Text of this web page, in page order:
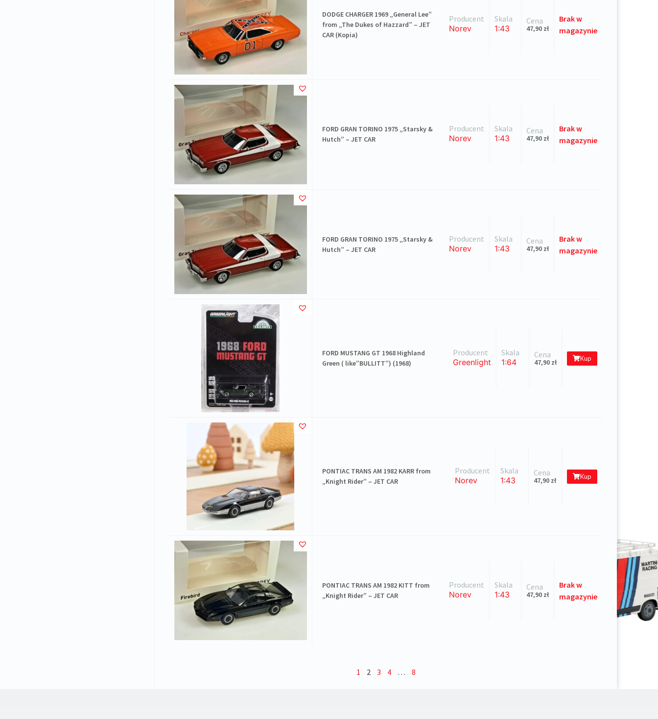
DODGE CHARGER 1969 „General Lee”
from „The Dukes of Hazzard” – JET
CAR (Kopia)
Producent
Norev
Skala
1:43
Cena
47,90 zł
Brakw
magazynie
FORD GRAN TORINO 1975 „Starsky &
Hutch” – JET CAR
Producent
Norev
Skala
1:43
Cena
47,90 zł
Brakw
magazynie
FORD GRAN TORINO 1975 „Starsky &
Hutch” – JET CAR
Producent
Norev
Skala
1:43
Cena
47,90 zł
Brakw
magazynie
FORD MUSTANG GT 1968 Highland
Green ( like”BULLITT”) (1968)
Producent
Greenlight
Skala
1:64
Cena
47,90 zł Kup
PONTIAC TRANS AM 1982 KARR from
„Knight Rider” – JET CAR
Producent
Norev
Skala
1:43
Cena
47,90 zł Kup
PONTIAC TRANS AM 1982 KITT from
„Knight Rider” – JET CAR
Producent
Norev
Skala
1:43
Cena
47,90 zł
Brakw
magazynie
1 2 3 4 … 8